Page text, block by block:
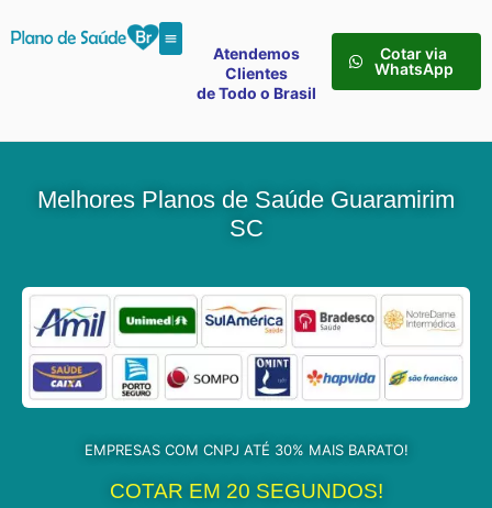
Atendemos
Clientes
de Todo o Brasil
Cotar via
WhatsApp
Melhores Planos de Saúde Guaramirim
SC
EMPRESAS COM CNPJ ATÉ 30% MAIS BARATO!
COTAR EM 20 SEGUNDOS!